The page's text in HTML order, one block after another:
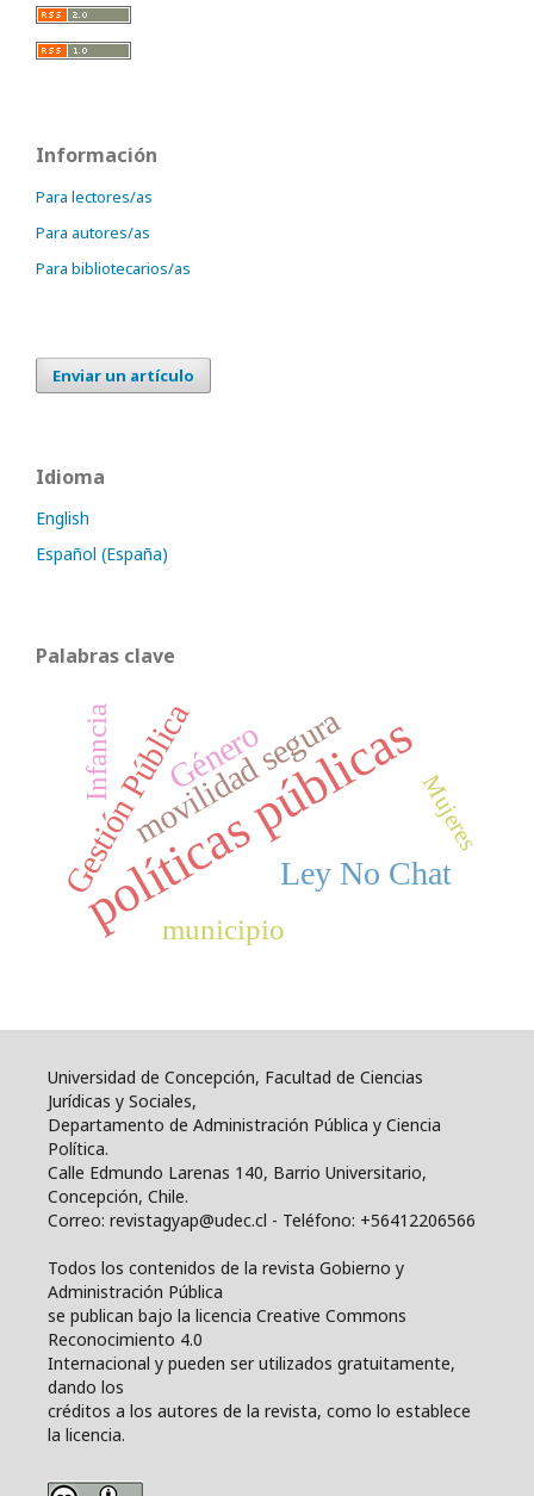
Información
Para lectores/as
Para autores/as
Para bibliotecarios/as
Enviar un artículo
Idioma
English
Español (España)
Palabras clave
políticas públicas
Gestión Pública Ley No Chat
movilidad segura
Género
Infancia
municipio
Mujeres
Universidad de Concepción, Facultad de Ciencias
Jurídicas y Sociales,
Departamento de Administración Pública y Ciencia
Política.
Calle Edmundo Larenas 140, Barrio Universitario,
Concepción, Chile.
Correo: revistagyap@udec.cl - Teléfono: +56412206566
Todos los contenidos de la revista Gobierno y
Administración Pública
se publican bajo la licencia Creative Commons
Reconocimiento 4.0
Internacional y pueden ser utilizados gratuitamente,
dando los
créditos a los autores de la revista, como lo establece
la licencia.